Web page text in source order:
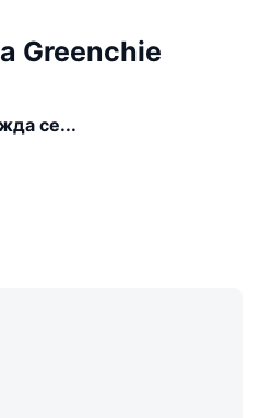
Greenchie
се...